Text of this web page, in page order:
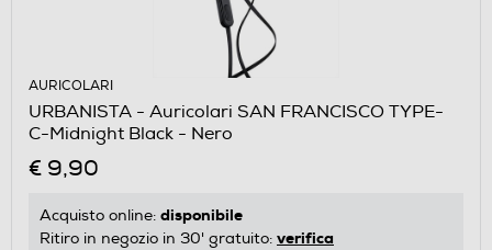
AURICOLARI
URBANISTA - Auricolari SAN FRANCISCO TYPE-
C-Midnight Black - Nero
€ 9,90
Acquisto online: disponibile
Ritiro in negozio in 30' gratuito: verifica